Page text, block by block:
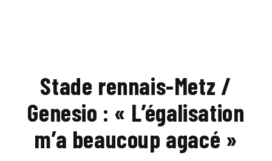
Stade rennais-Metz /
Genesio : « L’égalisation
m’a beaucoup agacé »